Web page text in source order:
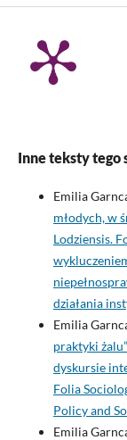
Inne teksty tego
Emilia
młodych, w
Lodziensis.
działania
Emilia
praktyki
dyskursie
Folia
Policy and
Emilia